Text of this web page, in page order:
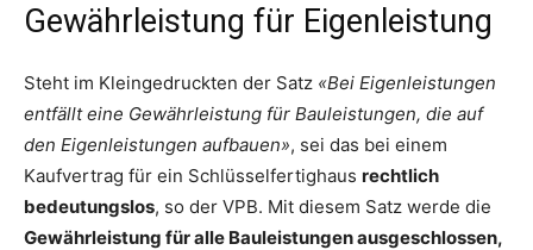
Gewährleistung für Eigenleistung
Steht im Kleingedruckten der Satz «Bei Eigenleistungen
entfällt eine Gewährleistung für Bauleistungen, die auf
den Eigenleistungen aufbauen», sei das bei einem
Kaufvertrag für ein Schlüsselfertighaus rechtlich
bedeutungslos, so der VPB. Mit diesem Satz werde die
Gewährleistung für alle Bauleistungen ausgeschlossen,